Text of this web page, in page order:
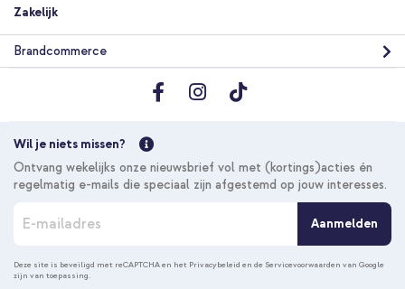
Zakelijk
Brandcommerce
Wil je niets missen?
Ontvang wekelijks onze nieuwsbrief vol met (kortings)acties én
regelmatig e-mails die speciaal zijn afgestemd op jouw interesses.
n
n
Aanmelden
Deze site is beveiligd met reCAPTCHA en het Privacybeleid en de Servicevoorwaarden van Google
zijn van toepassing.